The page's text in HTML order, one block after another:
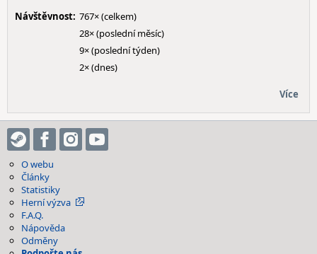
Návštěvnost: 767× (celkem)
28× (poslední měsíc)
9× (poslední týden)
2× (dnes)
Více
O webu
Články
Statistiky
Herní výzva
F.A.Q.
Nápověda
Odměny